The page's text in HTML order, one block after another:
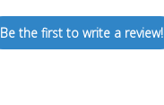
Be the first to write a review!